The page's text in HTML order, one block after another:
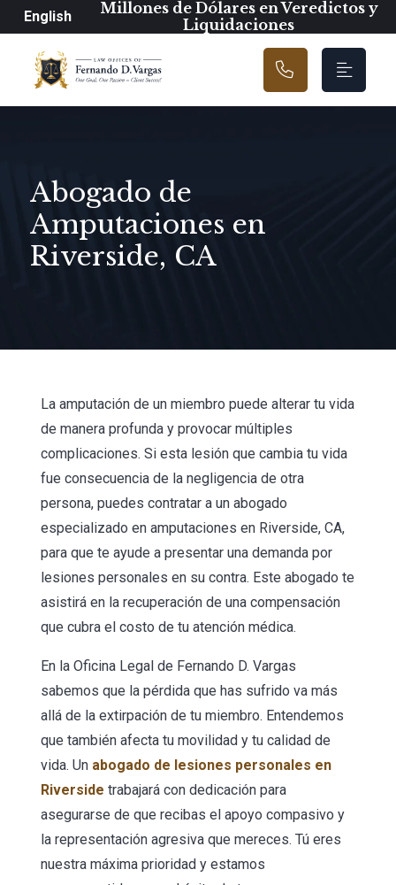
Navegación
English
Millones de Dólares en Veredictos y
Liquidaciones
Abogado de
Amputaciones en
Riverside, CA
La amputación de un miembro puede alterar tu vida
de manera profunda y provocar múltiples
complicaciones. Si esta lesión que cambia tu vida
fue consecuencia de la negligencia de otra
persona, puedes contratar a un abogado
especializado en amputaciones en Riverside, CA,
para que te ayude a presentar una demanda por
lesiones personales en su contra. Este abogado te
asistirá en la recuperación de una compensación
que cubra el costo de tu atención médica.
En la Oficina Legal de Fernando D. Vargas
sabemos que la pérdida que has sufrido va más
allá de la extirpación de tu miembro. Entendemos
que también afecta tu movilidad y tu calidad de
vida. Un abogado de lesiones personales en
Riverside trabajará con dedicación para
asegurarse de que recibas el apoyo compasivo y
la representación agresiva que mereces. Tú eres
nuestra máxima prioridad y estamos